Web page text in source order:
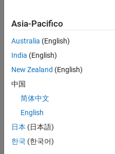
Thankful Level 3
File
Exchange
Asia-Pacifico
Australia (English)
India (English)
New Zealand (English)
中国
简体中文
English
日本 (日本語)
한국 (한국어)